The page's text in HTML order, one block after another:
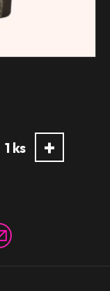
1 ks +